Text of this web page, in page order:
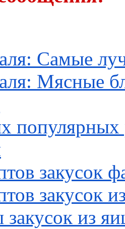
Самые
Мясные
популярных
закусок
закусок
закусок из